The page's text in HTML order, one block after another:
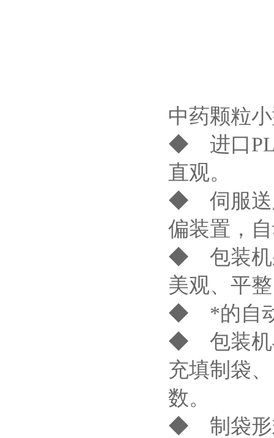
中药颗粒
◆ 进口
直观。
◆ 伺服送
偏装置，
◆ 包装机
美观、平
◆ *的自动
◆ 包装机
充填制袋
数。
◆ 制袋形